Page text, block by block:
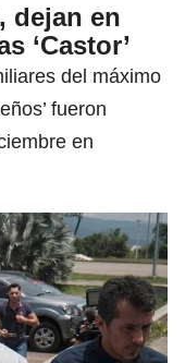
dejan en
‘Castor’
del máximo
fueron
en